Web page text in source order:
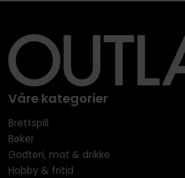
Våre kategorier
Brettspill
Bøker
Godteri, mat & drikke
Hobby & fritid